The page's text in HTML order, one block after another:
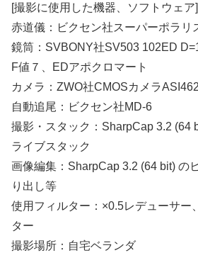
[撮影に使用した機器、ソフトウェア]
赤道儀：ビクセン社スーパーポラリ
鏡筒：SVBONY社SV503 102ED
F値７、EDアポクロマート
カメラ：ZWO社CMOSカメラ
自動追尾：ビクセン社MD-6
撮影・スタック：SharpCap 3.2 (64
ライブスタック
画像編集：SharpCap 3.2 (64 bit) の
り出し等
使用フィルター：×0.5レデューサー
ター
撮影場所：自宅ベランダ